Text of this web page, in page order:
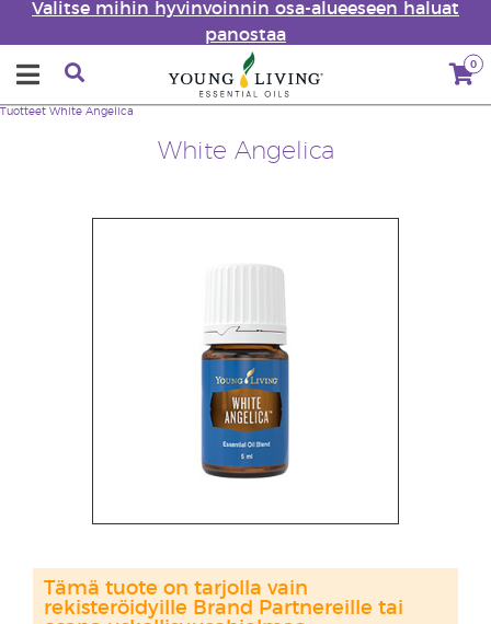
Valitse mihin hyvinvoinnin osa-alueeseen haluat
panostaa
0
White Angelica
Tuotteet White Angelica
Tämä tuote on tarjolla vain
rekisteröidyille Brand Partnereille tai